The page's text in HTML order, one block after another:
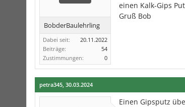
BobderBaulehrling
Dabei seit:
20.11.2022
Beiträge:
54
Zustimmungen:
0
einen Kalk-Gips
Gruß Bob
petra345, 30.03.2024
Einen Gipsputz